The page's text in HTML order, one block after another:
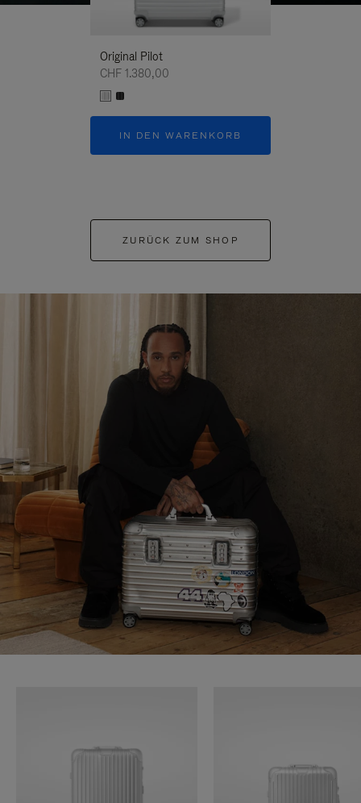
Original Pilot
CHF 1.380,00
IN DEN WARENKORB
ZURÜCK ZUM SHOP